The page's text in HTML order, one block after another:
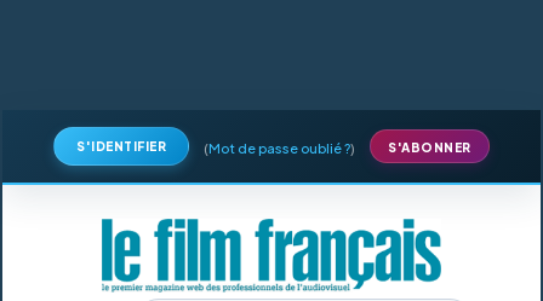
S'IDENTIFIER (Mot de passe oublié ?) S'ABONNER